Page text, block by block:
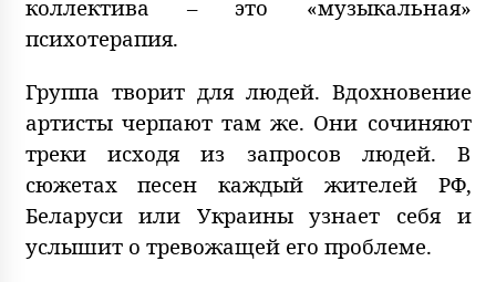
коллектива – это «музыкальная»
психотерапия.
Группа творит для людей. Вдохновение
артисты черпают там же. Они сочиняют
треки исходя из запросов людей. В
сюжетах песен каждый жителей РФ,
Беларуси или Украины узнает себя и
услышит о тревожащей его проблеме.